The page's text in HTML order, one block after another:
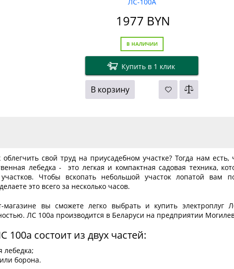
1977 BYN
В НАЛИЧИИ
Купить в 1 клик
В корзину
свой труд на приусадебном участке? Тогда нам
лебедка - это легкая и компактная садовая техника,
Чтобы вскопать небольшой участок лопатой вам
это всего за несколько часов.
вы сможете легко выбрать и купить электроплуг
ЛС 100а производится в Беларуси на предприятии
100а состоит из двух частей:
лебедка;
борона.